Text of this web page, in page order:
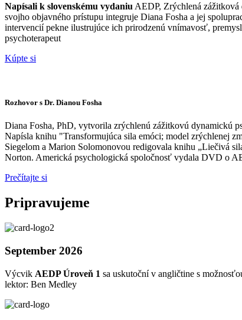
Napísali k slovenskému vydaniu AEDP, Zrýchlená
svojho objavného prístupu integruje Diana Fosha a jej
intervencií pekne ilustrujúce ich prirodzenú vnímavosť,
psychoterapeut
Kúpte si
Rozhovor s Dr. Dianou Fosha
Diana Fosha, PhD, vytvorila zrýchlenú zážitkovú dynamickú
Napísla knihu "Transformujúca sila emóci; model zrýchlenej
Siegelom a Marion Solomonovou redigovala knihu „Liečivá
Norton. Americká psychologická spoločnosť vydala DVD o
Prečítajte si
Pripravujeme
September 2026
Výcvik AEDP Úroveň 1 sa uskutoční v angličtine s
lektor: Ben Medley